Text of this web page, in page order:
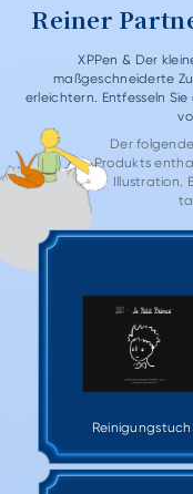
Reiner
XPPen & Der
maßgeschneiderte
erleichtern. Entfesseln
Der
Produkts
Illustration.
Reinigungstuch